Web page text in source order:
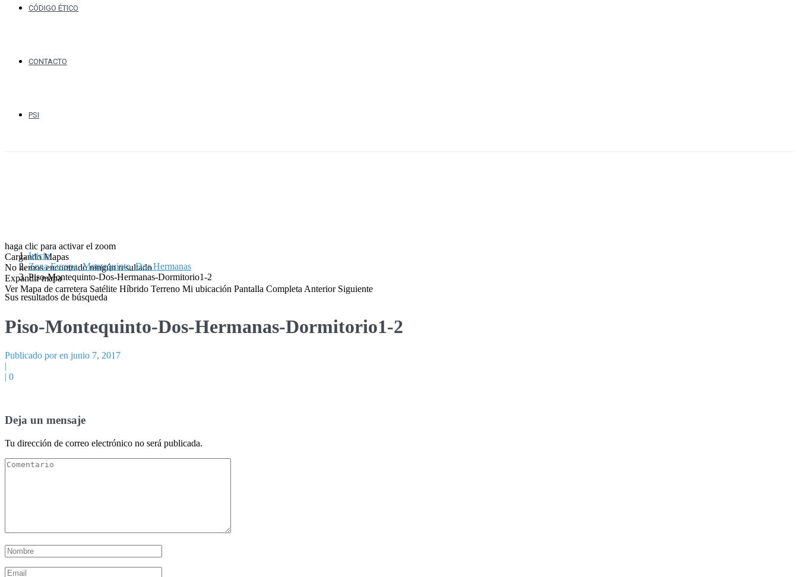
CÓDIGO ÉTICO
CONTACTO
PSI
haga clic para activar el zoom
Cargando Mapas
No hemos encontrado ningún resultado
Expandir mapa
Ver Mapa de carretera Satélite Híbrido Terreno Mi ubicación Pantalla Completa Anterior Siguiente
Inicio
Zona Europa, Montequinto, Dos Hermanas
Piso-Montequinto-Dos-Hermanas-Dormitorio1-2
Sus resultados de búsqueda
Piso-Montequinto-Dos-Hermanas-Dormitorio1-2
Publicado por en junio 7, 2017
|
| 0
Deja un mensaje
Tu dirección de correo electrónico no será publicada.